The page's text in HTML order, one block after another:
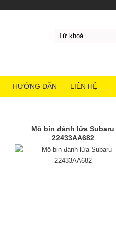
Mô bin đánh lửa Subaru
22433AA682
HƯỚNG DẪN LIÊN HỆ